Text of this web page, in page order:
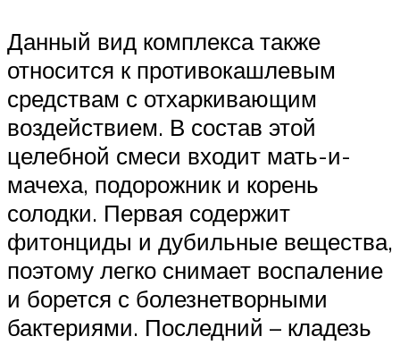
Данный вид комплекса также
относится к противокашлевым
средствам с отхаркивающим
воздействием. В состав этой
целебной смеси входит мать-и-
мачеха, подорожник и корень
солодки. Первая содержит
фитонциды и дубильные вещества,
поэтому легко снимает воспаление
и борется с болезнетворными
бактериями. Последний – кладезь